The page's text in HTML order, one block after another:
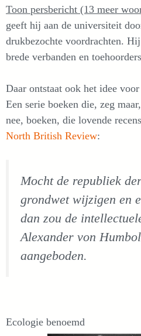
Toon persbericht (13 meer
geeft hij aan de universiteit
drukbezochte voordrachten.
brede verbanden en
Daar ontstaat ook het idee
Een serie boeken die, zeg
nee, boeken, die lovende
North British Review:
Mocht de republiek
grondwet wijzigen en
dan zou de
Alexander von
aangeboden.
Ecologie benoemd